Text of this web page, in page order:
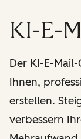
KI-E-
Der KI-E-
Ihnen,
erstellen.
verbessern